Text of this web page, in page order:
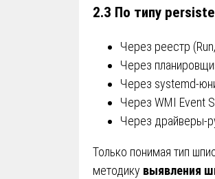
2.3 По типу
Через реестр
Через
Через systemd-
Через WMI Event
Через драйверы-
Только понимая тип
методику выявления